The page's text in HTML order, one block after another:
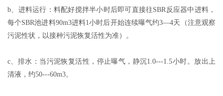
b、进料运行：料配好搅拌半小时后即可直接往SBR反应器中进料，
每个SBR池进料90m3进料1小时后开始连续曝气约3—4天（注意观察
污泥性状，以接种污泥恢复活性为准）。
c、排水：当污泥恢复活性，停止曝气，静沉1.0---1.5小时。放出上
清液，约50---60m3。